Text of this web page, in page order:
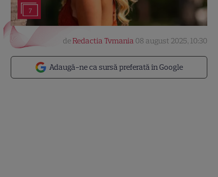
7
Adaugă-ne ca sursă preferată în Google
deRedactia Tvmania 08 august 2025, 10:30